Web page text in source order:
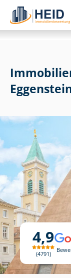
4,9
4791